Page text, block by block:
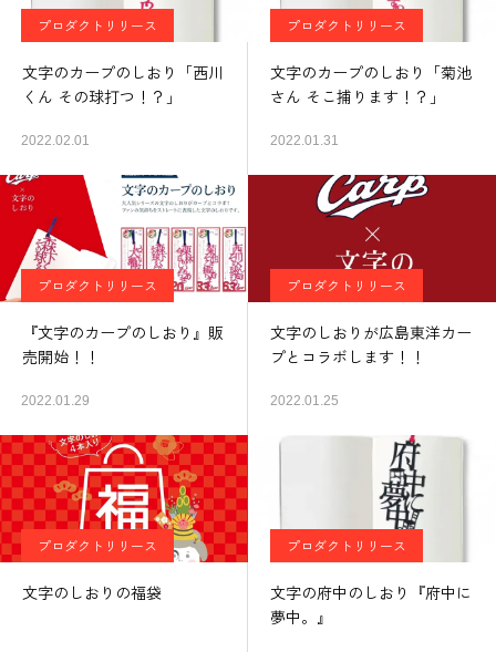
プロダクトリリース
文字のカープのしおり「西川
くん その球打つ！？」
2022.02.01
プロダクトリリース
文字のカープのしおり「菊池
さん そこ捕ります！？」
2022.01.31
プロダクトリリース
『文字のカープのしおり』販
売開始！！
2022.01.29
プロダクトリリース
文字のしおりが広島東洋カー
プとコラボします！！
2022.01.25
プロダクトリリース
文字のしおりの福袋
プロダクトリリース
文字の府中のしおり『府中に
夢中。』